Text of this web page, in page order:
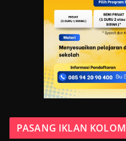
PASANG IKLAN